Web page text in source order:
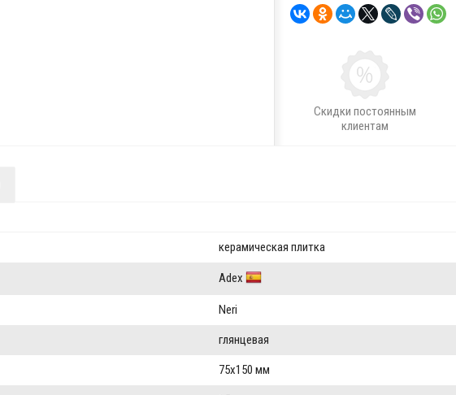
Скидки постоянным
клиентам
керамическая плитка
Adex
Neri
глянцевая
75x150 мм